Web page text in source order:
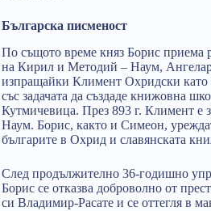
Българска писменост
По същото време княз Борис приема
на Кирил и Методий – Наум,
изпращайки Климент Охридски
със задачата да създаде книжовна
Кутмичевица. През 893 г. Климент е
Наум. Борис, както и Симеон,
българите в Охрид и славянската
След продължително 36-годишно
Борис се отказва доброволно от
си Владимир-Расате и се оттегля в